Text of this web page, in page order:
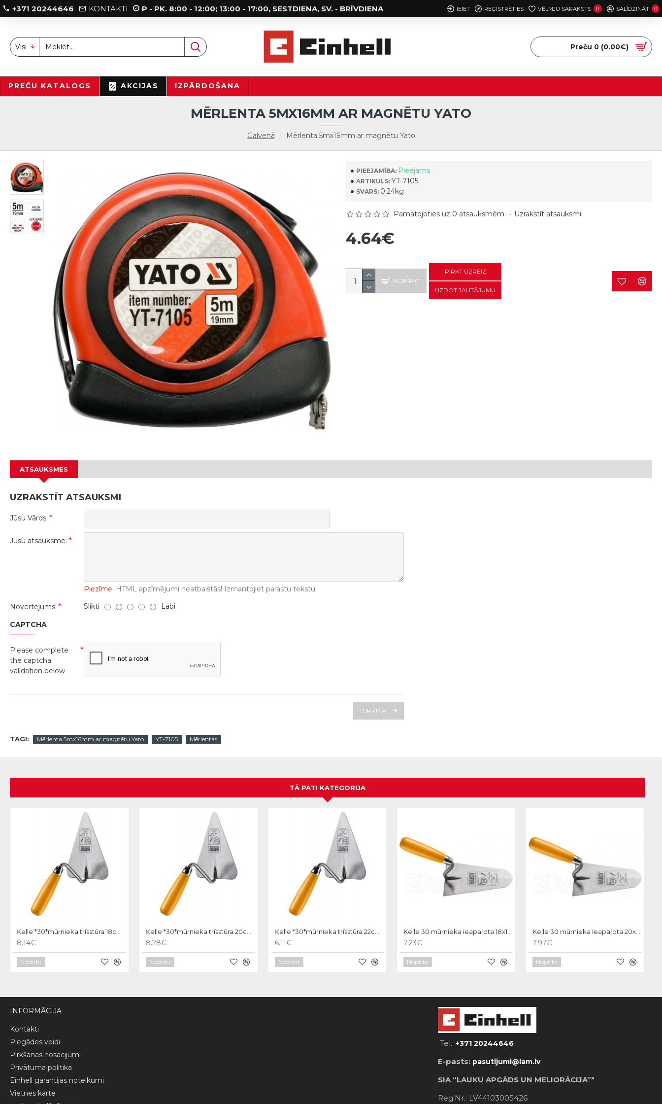
+371 20244646 KONTAKTI P - PK. 8:00 - 12:00; 13:00 - 17:00, SESTDIENA, SV. - BRĪVDIENA IEIET REĢISTRĒTIES VĒLMJU SARAKSTS 0 SALĪDZINĀT 0
Visi Preču 0 (0.00€)
PREČU KATALOGS AKCIJAS IZPĀRDOŠANA
Galvenā Mērlenta 5mx16mm ar magnētu Yato
MĒRLENTA 5MX16MM AR MAGNĒTU YATO
PIEEJAMĪBA: Pieejams
ARTIKULS: YT-7105
SVARS: 0.24kg
Pamatojoties uz 0 atsauksmēm. - Uzrakstīt atsauksmi
4.64€
NOPIRKT
PIRKT UZREIZ
UZDOT JAUTĀJUMU
ATSAUKSMES
UZRAKSTĪT ATSAUKSMI
Jūsu Vārds:
Jūsu atsauksme:
Piezīme: HTML apzīmējumi neatbalstās! Izmantojiet parastu tekstu.
Novērtējums:
Slikti Labi
CAPTCHA
Please complete
the captcha
validation below
TURPINĀT
TAGI: Mērlenta 5mx16mm ar magnētu Yato YT-7105 Mērlentas
TĀ PATI KATEGORIJA
8.14€
Nopirkt
8.28€
Nopirkt
6.11€
Nopirkt
7.23€
Nopirkt
7.97€
Nopirkt
INFORMĀCIJA
Kontakti
Piegādes veidi
Pirkšanas nosacījumi
Privātuma politika
Einhell garantijas noteikumi
Vietnes karte
Tel.:+371 20244646
E-pasts: pasutijumi@lam.lv
SIA “LAUKU APGĀDS UN MELIORĀCIJA”"
Reg.Nr.: LV44103005426